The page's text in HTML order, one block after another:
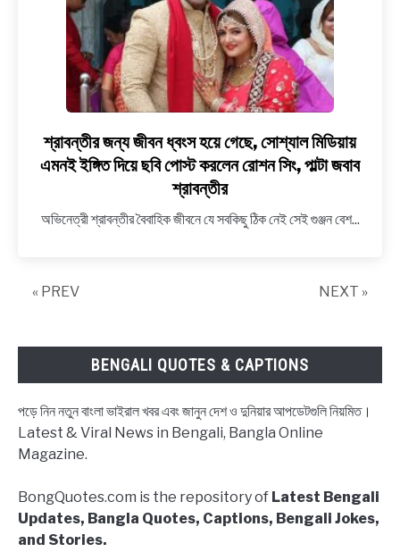
শতাংশ
link
to
শ্রাবন্তীর
জন্য
জীবন
এমনই
ইঙ্গিত
ছবি
পোস্ট
সিং,
পাল্টা
শ্রাবন্তীর জন্য জীবন ধ্বংস হয়ে গেছে, সোশ্যাল মিডিয়ায়
এমনই ইঙ্গিত দিয়ে ছবি পোস্ট করলেন রোশন সিং, পাল্টা জবাব
শ্রাবন্তীর
অভিনেত্রী শ্রাবন্তীর বৈবাহিক জীবনে যে সবকিছু ঠিক নেই সেই গুঞ্জন বেশ...
« PREV NEXT »
BENGALI QUOTES & CAPTIONS
পড়ে নিন নতুন বাংলা ভাইরাল খবর এবং জানুন দেশ ও দুনিয়ার আপডেটগুলি নিয়মিত।
Latest & Viral News in Bengali, Bangla Online
Magazine.
BongQuotes.com is the repository of Latest Bengali
Updates, Bangla Quotes, Captions, Bengali Jokes,
and Stories.